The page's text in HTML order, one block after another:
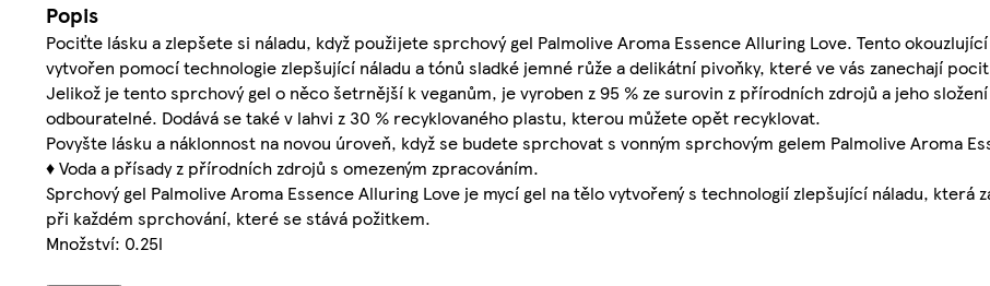
Popis
Pociťte lásku a zlepšete si náladu, když použijete sprchový gel Palmolive Aroma Essence Alluring Love. Tento
vytvořen pomocí technologie zlepšující náladu a tónů sladké jemné růže a delikátní pivoňky, které ve vás zanechají pocit
Jelikož je tento sprchový gel o něco šetrnější k veganům, je vyroben z 95 % ze surovin z přírodních zdrojů a jeho
odbouratelné. Dodává se také v lahvi z 30 % recyklovaného plastu, kterou můžete opět recyklovat.
Povyšte lásku a náklonnost na novou úroveň, když se budete sprchovat s vonným sprchovým gelem Palmolive Aroma
♦ Voda a přísady z přírodních zdrojů s omezeným zpracováním.
Sprchový gel Palmolive Aroma Essence Alluring Love je mycí gel na tělo vytvořený s technologií zlepšující náladu, která
při každém sprchování, které se stává požitkem.
Množství: 0.25l